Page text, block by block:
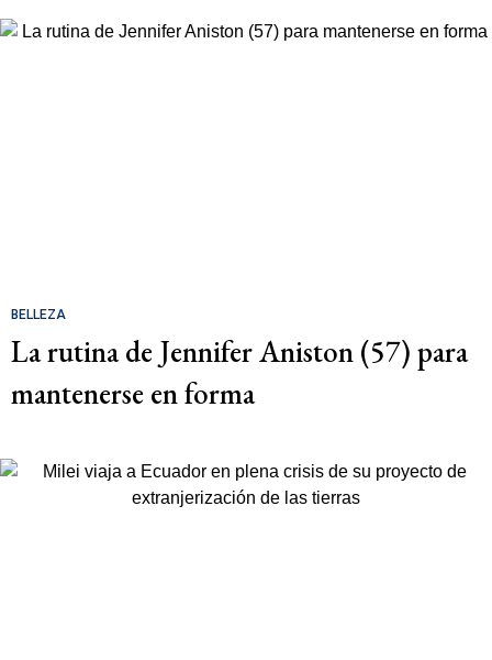
BELLEZA
La rutina de Jennifer Aniston (57) para
mantenerse en forma